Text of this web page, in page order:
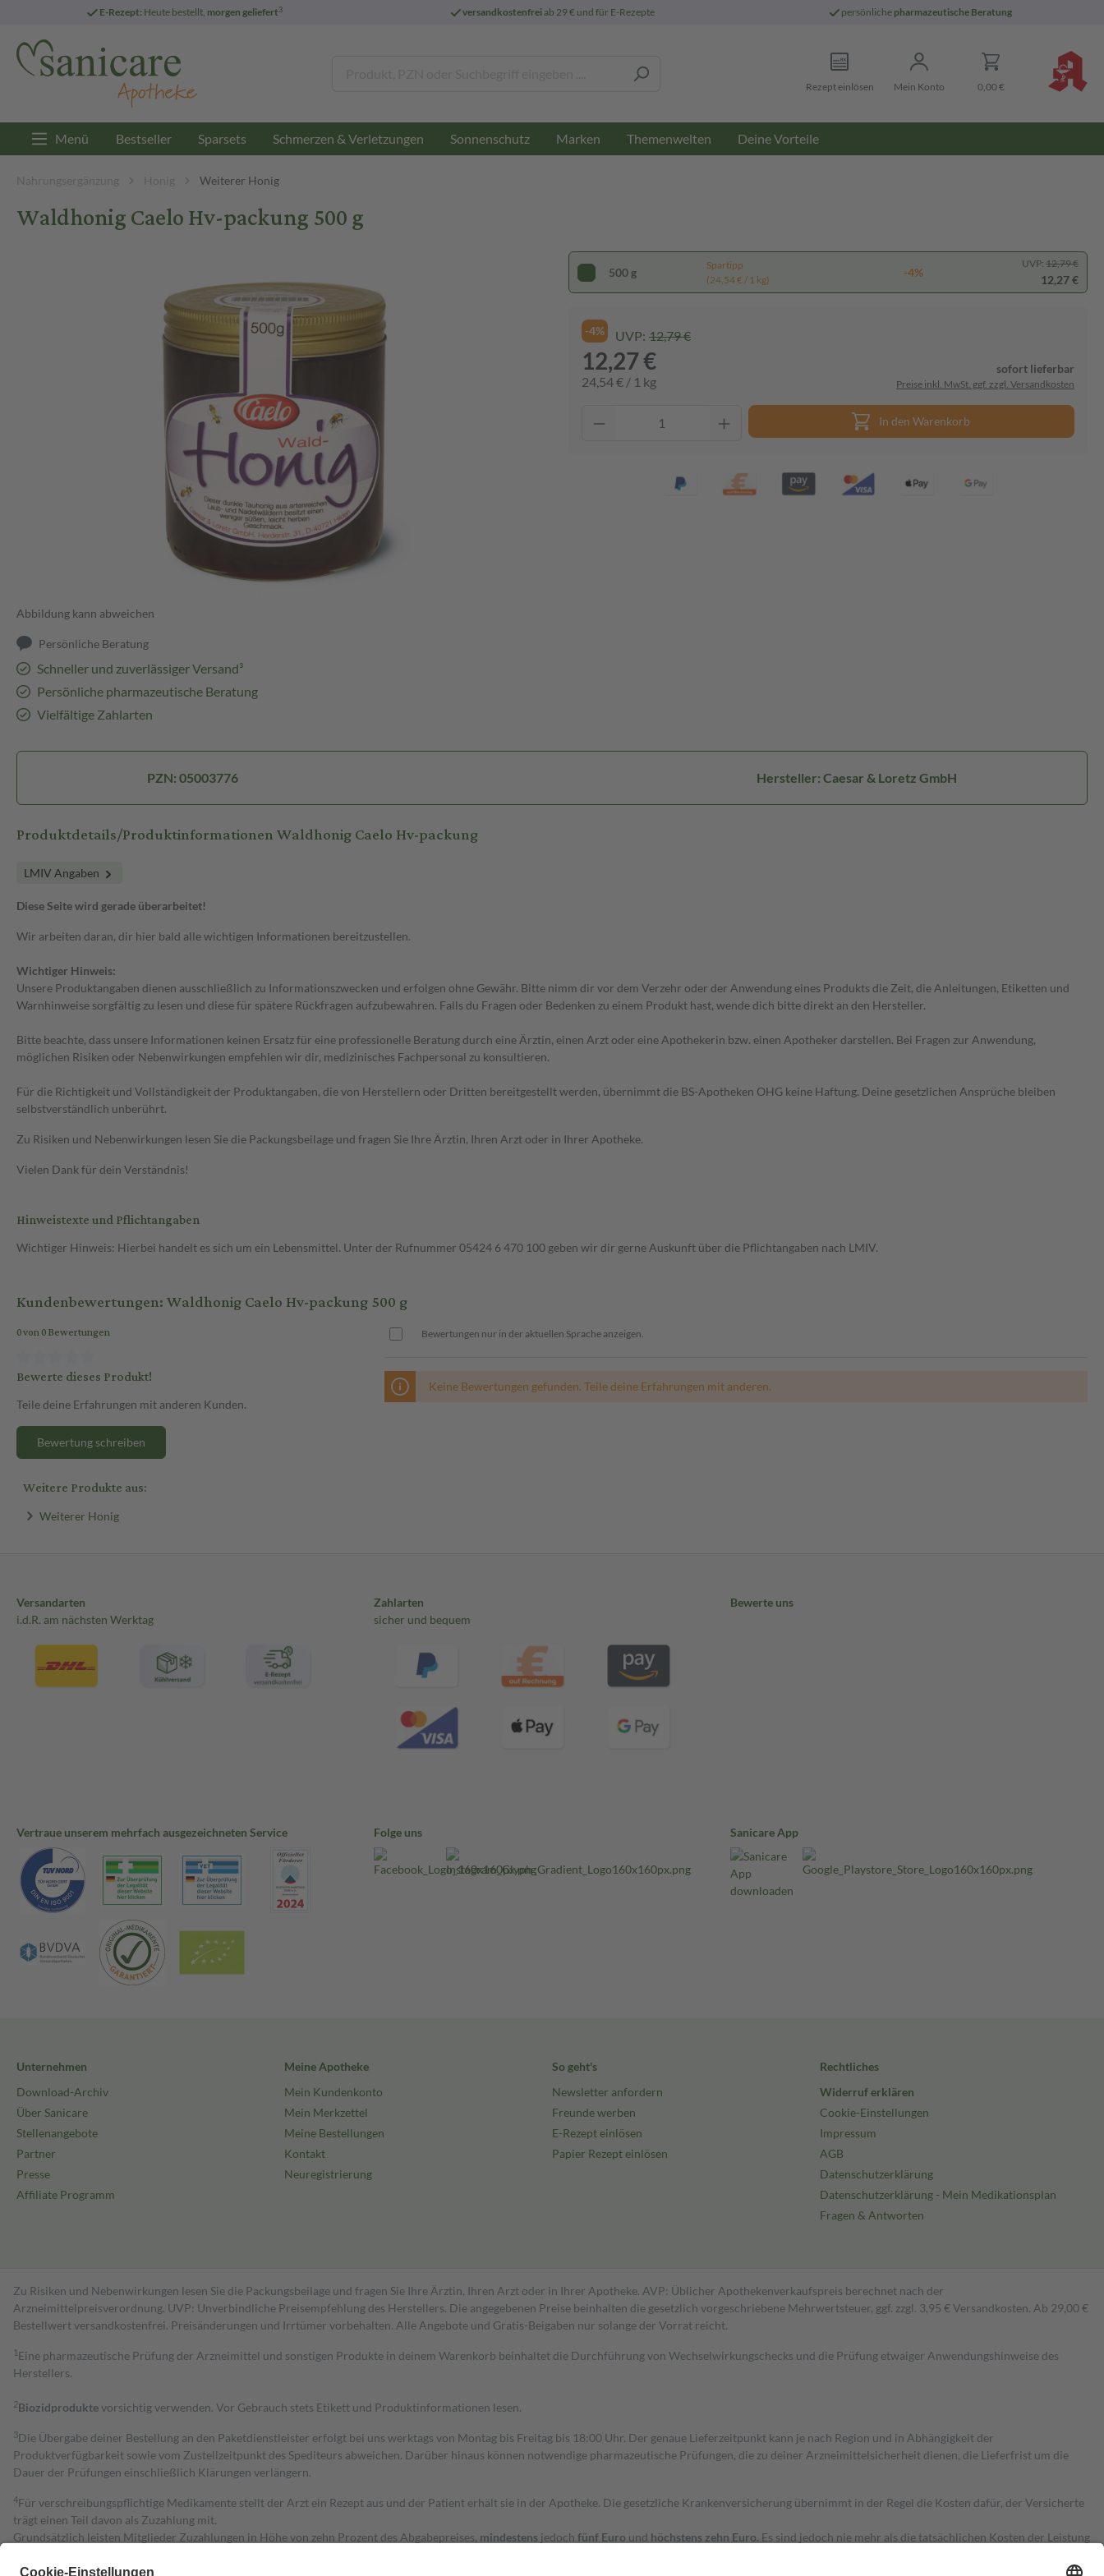
E-Rezept: Heute bestellt, morgen geliefert3 versandkostenfreiab 29 € und für E-Rezepte persönliche pharmazeutische Beratung
Rezept einlösen Mein Konto 0,00 €
Menü Bestseller Sparsets Schmerzen & Verletzungen Sonnenschutz Marken Themenwelten Deine Vorteile
Nahrungsergänzung Honig Weiterer Honig
Waldhonig Caelo Hv-packung 500 g
Abbildung kann abweichen
Persönliche Beratung
Schneller und zuverlässiger Versand³
Persönliche pharmazeutische Beratung
Vielfältige Zahlarten
500 g
Spartipp
(24,54 € / 1 kg)
-4%
UVP: 12,79 €
12,27 €
-4% UVP: 12,79 €
12,27 €
24,54 € / 1 kg
sofort lieferbar
Preise inkl. MwSt. ggf. zzgl. Versandkosten
In den Warenkorb
PZN: 05003776 Hersteller: Caesar & Loretz GmbH
Produktdetails/Produktinformationen Waldhonig Caelo Hv-packung
LMIV Angaben
Diese Seite wird gerade überarbeitet!
Wir arbeiten daran, dir hier bald alle wichtigen Informationen bereitzustellen.
Wichtiger Hinweis:
Unsere Produktangaben dienen ausschließlich zu Informationszwecken und erfolgen ohne Gewähr. Bitte nimm dir vor dem Verzehr oder der Anwendung eines Produkts die Zeit, die Anleitungen, Etiketten und
Warnhinweise sorgfältig zu lesen und diese für spätere Rückfragen aufzubewahren. Falls du Fragen oder Bedenken zu einem Produkt hast, wende dich bitte direkt an den Hersteller.
Bitte beachte, dass unsere Informationen keinen Ersatz für eine professionelle Beratung durch eine Ärztin, einen Arzt oder eine Apothekerin bzw. einen Apotheker darstellen. Bei Fragen zur Anwendung,
möglichen Risiken oder Nebenwirkungen empfehlen wir dir, medizinisches Fachpersonal zu konsultieren.
Für die Richtigkeit und Vollständigkeit der Produktangaben, die von Herstellern oder Dritten bereitgestellt werden, übernimmt die BS-Apotheken OHG keine Haftung. Deine gesetzlichen Ansprüche bleiben
selbstverständlich unberührt.
Zu Risiken und Nebenwirkungen lesen Sie die Packungsbeilage und fragen Sie Ihre Ärztin, Ihren Arzt oder in Ihrer Apotheke.
Vielen Dank für dein Verständnis!
Hinweistexte und Pflichtangaben
Wichtiger Hinweis: Hierbei handelt es sich um ein Lebensmittel. Unter der Rufnummer 05424 6 470 100 geben wir dir gerne Auskunft über die Pflichtangaben nach LMIV.
Kundenbewertungen: Waldhonig Caelo Hv-packung 500 g
0 von 0 Bewertungen
Bewerte dieses Produkt!
Teile deine Erfahrungen mit anderen Kunden.
Bewertung schreiben
Bewertungen nur in der aktuellen Sprache anzeigen.
Keine Bewertungen gefunden. Teile deine Erfahrungen mit anderen.
Weitere Produkte aus:
Weiterer Honig
Versandarten
i.d.R. am nächsten Werktag
Zahlarten
sicher und bequem
Bewerte uns
Vertraue unserem mehrfach ausgezeichneten Service Folge uns Sanicare App
Unternehmen
Download-Archiv
Über Sanicare
Stellenangebote
Partner
Presse
Affiliate Programm
Meine Apotheke
Mein Kundenkonto
Mein Merkzettel
Meine Bestellungen
Kontakt
Neuregistrierung
So geht's
Newsletter anfordern
Freunde werben
E-Rezept einlösen
Papier Rezept einlösen
Rechtliches
Widerruf erklären
Cookie-Einstellungen
Impressum
AGB
Datenschutzerklärung
Datenschutzerklärung - Mein Medikationsplan
Fragen & Antworten
Zu Risiken und Nebenwirkungen lesen Sie die Packungsbeilage und fragen Sie Ihre Ärztin, Ihren Arzt oder in Ihrer Apotheke. AVP: Üblicher Apothekenverkaufspreis berechnet nach der
Arzneimittelpreisverordnung. UVP: Unverbindliche Preisempfehlung des Herstellers. Die angegebenen Preise beinhalten die gesetzlich vorgeschriebene Mehrwertsteuer, ggf. zzgl. 3,95 € Versandkosten. Ab 29,00 €
Bestell­wert versand­kosten­frei. Preisänderungen und Irrtümer vorbehalten. Alle Angebote und Gratis-Beigaben nur solange der Vorrat reicht.
1 Eine pharmazeutische Prüfung der Arzneimittel und sonstigen Produkte in deinem Warenkorb beinhaltet die Durchführung von Wechselwirkungschecks und die Prüfung etwaiger Anwendungshinweise des
Herstellers.
2Biozidproduktevorsichtig verwenden. Vor Gebrauch stets Etikett und Produktinformationen lesen.
3Die Übergabe deiner Bestellung an den Paketdienstleister erfolgt bei uns werktags von Montag bis Freitag bis 18:00 Uhr. Der genaue Lieferzeitpunkt kann je nach Region und in Abhängigkeit der
Produktverfügbarkeit sowie vom Zustellzeitpunkt des Spediteurs abweichen. Darüber hinaus können notwendige pharmazeutische Prüfungen, die zu deiner Arzneimittelsicherheit dienen, die Lieferfrist um die
Dauer der Prüfungen einschließlich Klärungen verlängern.
4Für verschreibungspflichtige Medikamente stellt der Arzt ein Rezept aus und der Patient erhält sie in der Apotheke. Die gesetzliche Krankenversicherung übernimmt in der Regel die Kosten dafür, der Versicherte
trägt einen Teil davon als Zuzahlung mit.
Grundsätzlich leisten Mitglieder Zuzahlungen in Höhe von zehn Prozent des Abgabepreises, mindestens jedoch fünf Euro und höchstens zehn Euro. Es sind jedoch nie mehr als die tatsächlichen Kosten der Leistung
Diese Regeln gelten grundsätzlich auch für Online-Apotheken.